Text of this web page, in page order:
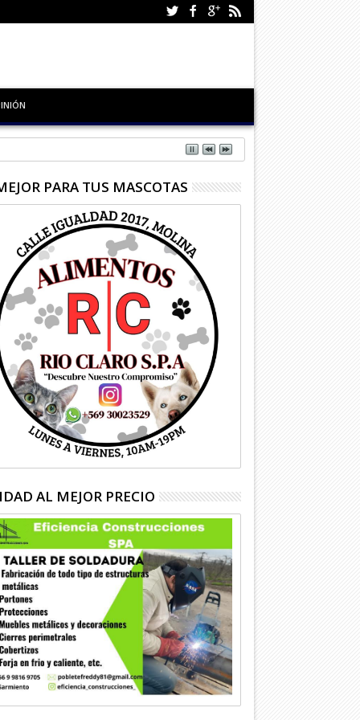
PARA TUS MASCOTAS
AL MEJOR PRECIO